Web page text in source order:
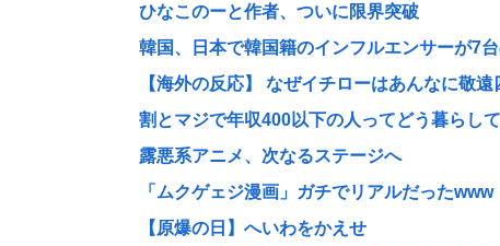
ひなこのーと作者、ついに限界突破
韓国、日本で韓国籍のインフルエンサーが7
【海外の反応】 なぜイチローはあんなに敬
割とマジで年収400以下の人ってどう暮らし
露悪系アニメ、次なるステージへ
「ムクゲェジ漫画」ガチでリアルだったwww
【原爆の日】へいわをかえせ